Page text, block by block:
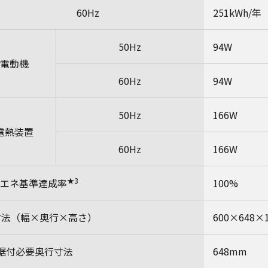
60Hz 251kWh/年
電動機
50Hz 94W
60Hz 94W
熱装置
50Hz 166W
60Hz 166W
ネ基準達成率★3 100%
（幅×奥行×高さ）
付必要奥行寸法 648mm